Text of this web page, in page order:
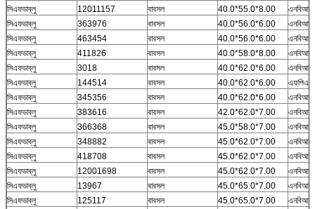
সিএফডাব্লু
12011157 বাবসল 40.0*55.0*8.00
এনবিআর
সিএফডাব্লু
363976 বাবসল 40.0*56.0*6.00
এনবিআর
সিএফডাব্লু
463454 বাবসল 40.0*56.0*6.00
এনবিআর
সিএফডাব্লু
411826 বাবসল 40.0*58.0*8.00
এনবিআর
সিএফডাব্লু
3018 বাবসল 40.0*62.0*6.00
এনবিআর
সিএফডাব্লু
144514 বাবসল 40.0*62.0*6.00
এফপিএম
সিএফডাব্লু
345356 বাবসল 40.0*62.0*6.00
এনবিআর
সিএফডাব্লু
383616 বাবসল 42.0*62.0*7.00
এনবিআর
সিএফডাব্লু
366368 বাবসল 45.0*58.0*7.00
এনবিআর
সিএফডাব্লু
348882 বাবসল 45.0*62.0*7.00
এনবিআর
সিএফডাব্লু
418708 বাবসল 45.0*62.0*7.00
এনবিআর
সিএফডাব্লু
12001698 বাবসল 45.0*62.0*7.00
এনবিআর
সিএফডাব্লু
13967 বাবসল 45.0*65.0*7.00
এনবিআর
সিএফডাব্লু
125117 বাবসল 45.0*65.0*7.00
এনবিআর